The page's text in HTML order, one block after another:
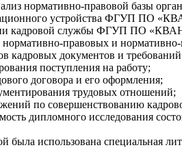
нормативно-правовой базы
устройства ФГУП ПО
кадровой службы ФГУП ПО
нормативно-правовых и
кадровых документов и
поступления на работу;
договора и его оформления;
трудовых отношений;
по совершенствованию
дипломного исследования
была использована специальная